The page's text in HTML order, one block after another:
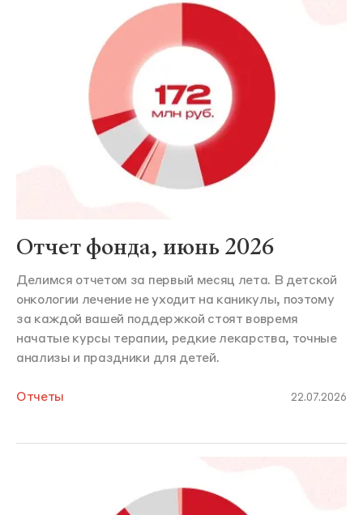
Отчет фонда, июнь 2026
Делимся отчетом за первый месяц лета. В детской
онкологии лечение не уходит на каникулы, поэтому
за каждой вашей поддержкой стоят вовремя
начатые курсы терапии, редкие лекарства, точные
анализы и праздники для детей.
Отчеты 22.07.2026